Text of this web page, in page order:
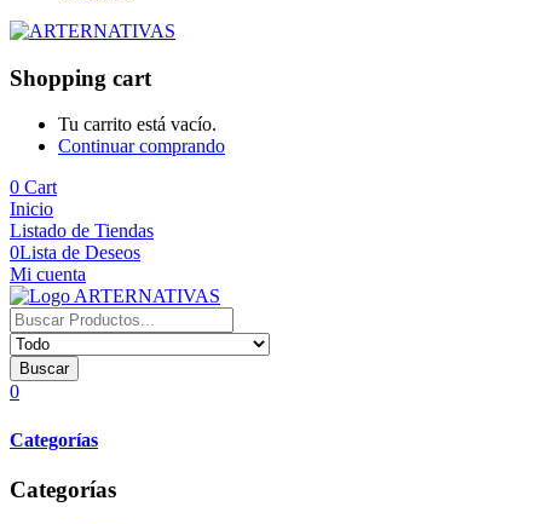
Shopping cart
Tu carrito está vacío.
Continuar comprando
0 Cart
Inicio
Listado de Tiendas
0Lista de Deseos
Mi cuenta
Buscar
0
Categorías
Categorías